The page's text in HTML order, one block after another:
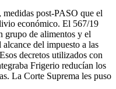
post-PASO que el
económico. El 567/19
grupo de alimentos y el
del impuesto a las
decretos utilizados con
Frigerio reducían los
La Corte Suprema les puso